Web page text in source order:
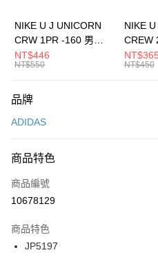
元大商業銀行
台灣樂天信用卡公司
全盈+PAY
AFTEE先享後付
【關於「AFTEE先享後付」】
便利好安心！
３．安心：先確認商品／服務後，再付
【「AFTEE先享後付」結帳流程】
１．於結帳方式選擇「AFTEE先享後
２．訂單成立數日內，您將收到繳費通
３．收到繳費通知簡訊後14天內，點
ATM／網路銀行／等多元方式進行付款
運送方式
每筆NT$100，滿NT$1,500(含以
宅配
每筆NT$100，滿NT$1,500(含以
付款後門市自取
每筆NT$100，滿NT$1,500(含以
NIKE U J UNICORN
CRW 1PR -160 男女
中統襪 FZ3393100
NT$446
NT$550
NIKE
CREW
NT$365
NT$450
品牌
ADIDAS
商品特色
商品編號
10678129
商品特色
JP5197